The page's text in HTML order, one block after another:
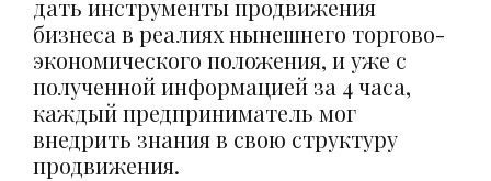
дать инструменты продвижения
бизнеса в реалиях нынешнего торгово-
экономического положения, и уже с
полученной информацией за 4 часа,
каждый предприниматель мог
внедрить знания в свою структуру
продвижения.